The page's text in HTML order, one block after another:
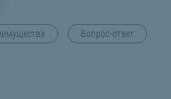
Вопрос-ответ